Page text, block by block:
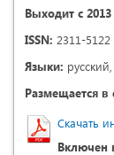
Выходит с 2013
ISSN: 2311-5122
Языки:
Размещается в
Скачать
Включен